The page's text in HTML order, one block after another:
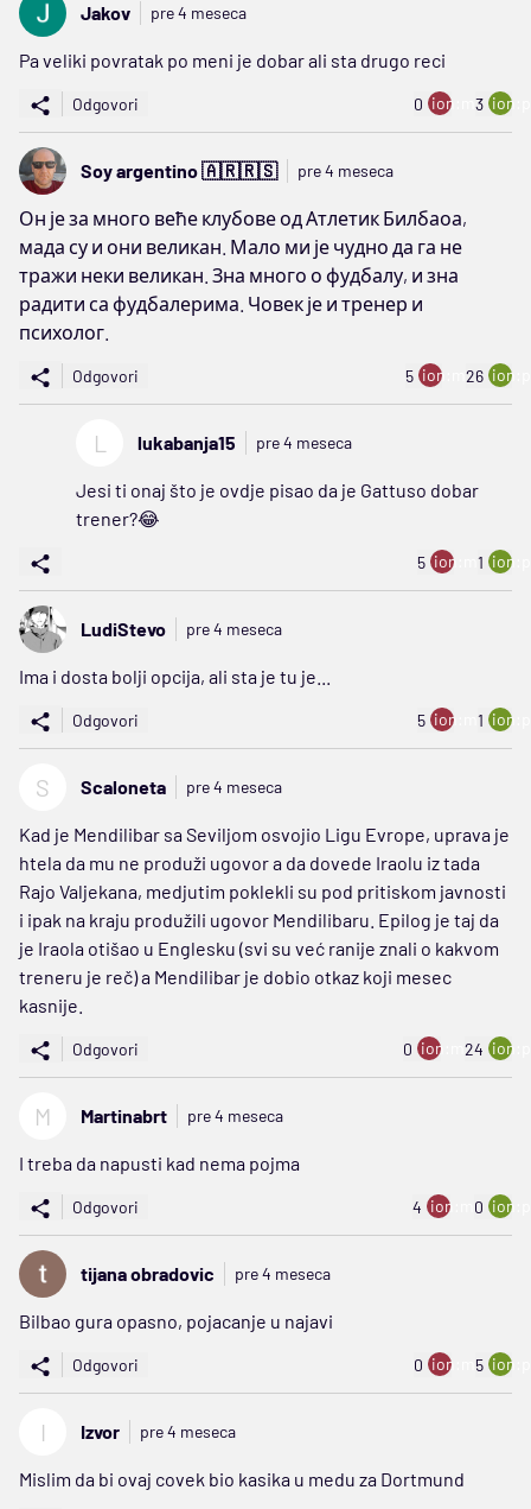
Jakov pre 4 meseca
Pa veliki povratak po meni je dobar ali sta drugo reci
Odgovori 0 ion:minus
3
Soy argentino 🇦🇷🇷🇸 pre 4 meseca
Он је за много веће клубове од Атлетик Билбаоа,
мада су и они великан. Мало ми је чудно да га не
тражи неки великан. Зна много о фудбалу, и зна
радити са фудбалерима. Човек је и тренер и
психолог.
Odgovori 5 ion:minus
26
L lukabanja15 pre 4 meseca
Jesi ti onaj što je ovdje pisao da je Gattuso dobar
trener?😂
5 ion:minus
1
LudiStevo pre 4 meseca
Ima i dosta bolji opcija, ali sta je tu je...
Odgovori 5 ion:minus
1
S Scaloneta pre 4 meseca
Kad je Mendilibar sa Seviljom osvojio Ligu Evrope, uprava je
htela da mu ne produži ugovor a da dovede Iraolu iz tada
Rajo Valjekana, medjutim poklekli su pod pritiskom javnosti
i ipak na kraju produžili ugovor Mendilibaru. Epilog je taj da
je Iraola otišao u Englesku (svi su već ranije znali o kakvom
treneru je reč) a Mendilibar je dobio otkaz koji mesec
kasnije.
Odgovori 0 ion:minus
24
M Martinabrt pre 4 meseca
I treba da napusti kad nema pojma
Odgovori 4 ion:minus
0
tijana obradovic pre 4 meseca
Bilbao gura opasno, pojacanje u najavi
Odgovori 0 ion:minus
5
I Izvor pre 4 meseca
Mislim da bi ovaj covek bio kasika u medu za Dortmund